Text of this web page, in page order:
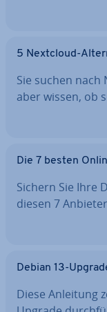
5 Nextcloud-
Sie suchen
aber wissen, ob
Die 7 besten
Sichern Sie Ihre
diesen 7
Debian 13-
Diese Anleitung